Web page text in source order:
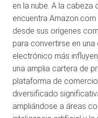
en la nube. A la
encuentra
desde sus orígenes
para convertirse en
electrónico más
una amplia cartera de
plataforma de
diversificado
ampliándose a áreas